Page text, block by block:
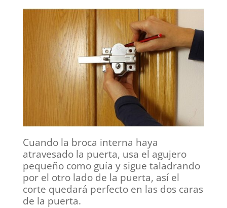
Cuando la broca interna haya
atravesado la puerta, usa el agujero
pequeño como guía y sigue taladrando
por el otro lado de la puerta, así el
corte quedará perfecto en las dos caras
de la puerta.